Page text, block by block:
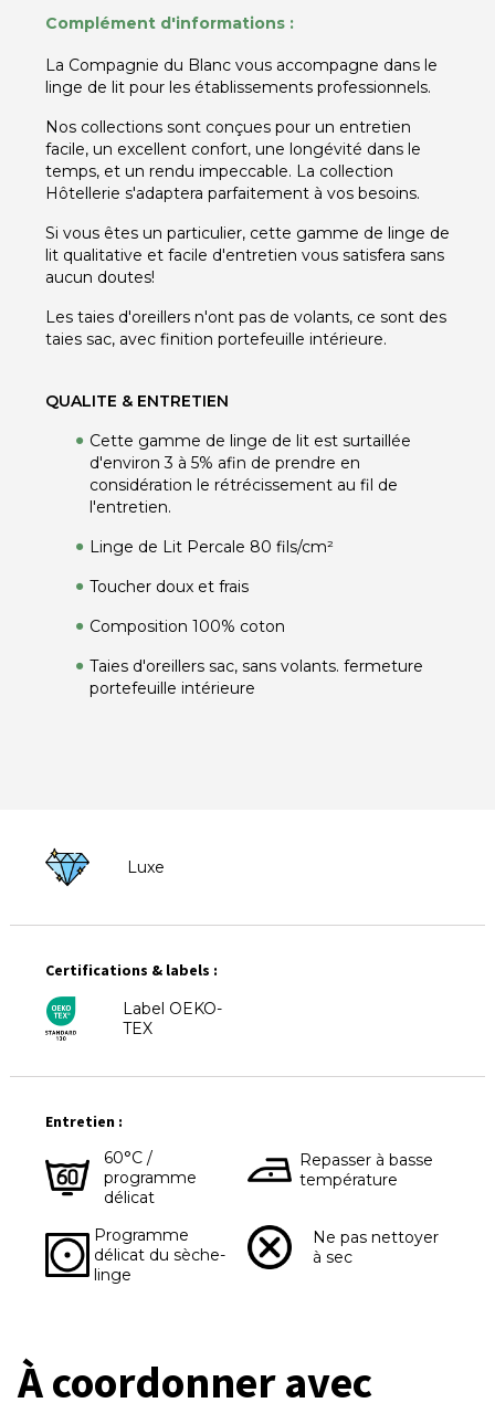
Complément d'informations :
La Compagnie du Blanc vous accompagne dans le
linge de lit pour les établissements professionnels.
Nos collections sont conçues pour un entretien
facile, un excellent confort, une longévité dans le
temps, et un rendu impeccable. La collection
Hôtellerie s'adaptera parfaitement à vos besoins.
Si vous êtes un particulier, cette gamme de linge de
lit qualitative et facile d'entretien vous satisfera sans
aucun doutes!
Les taies d'oreillers n'ont pas de volants, ce sont des
taies sac, avec finition portefeuille intérieure.
QUALITE & ENTRETIEN
Cette gamme de linge de lit est surtaillée
d'environ 3 à 5% afin de prendre en
considération le rétrécissement au fil de
l'entretien.
Linge de Lit Percale 80 fils/cm²
Toucher doux et frais
Composition 100% coton
Taies d'oreillers sac, sans volants. fermeture
portefeuille intérieure
Luxe
Certifications & labels :
Label OEKO-
TEX
Entretien :
60°C /
programme
délicat
Repasser à basse
température
Programme
délicat du sèche-
linge
Ne pas nettoyer
à sec
À coordonner avec